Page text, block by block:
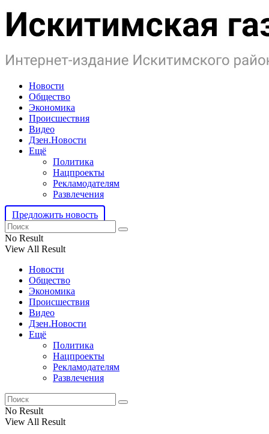
Новости
Общество
Экономика
Происшествия
Видео
Дзен.Новости
Ещё
Политика
Нацпроекты
Рекламодателям
Развлечения
Предложить новость
No Result
View All Result
Новости
Общество
Экономика
Происшествия
Видео
Дзен.Новости
Ещё
Политика
Нацпроекты
Рекламодателям
Развлечения
No Result
View All Result